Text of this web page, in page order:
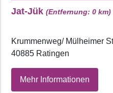
Jat-Jük (Entfernung: 0 km)
Krummenweg/ Mülheimer
40885 Ratingen
Mehr Informationen